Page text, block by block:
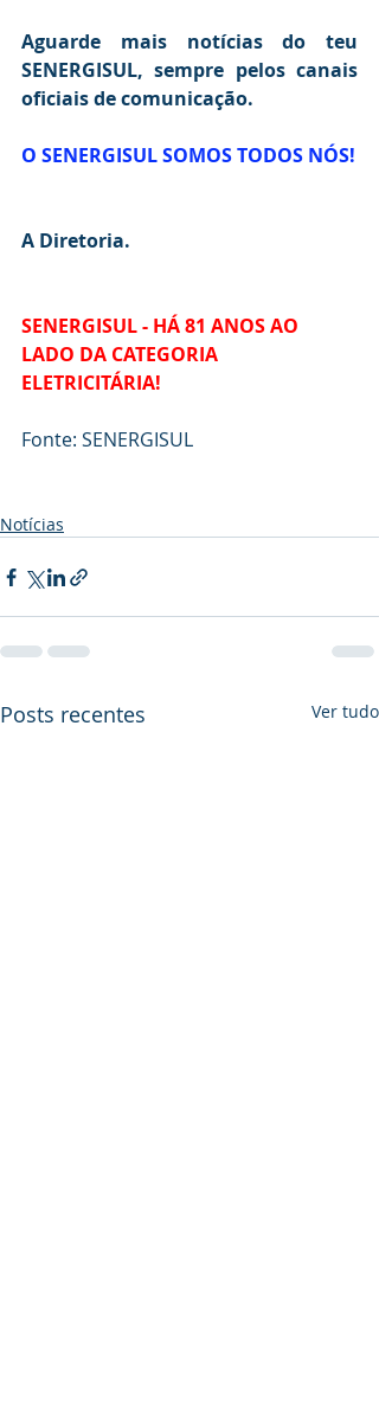
Aguarde mais notícias do teu
SENERGISUL, sempre pelos canais
oficiais de comunicação.
O SENERGISUL SOMOS TODOS NÓS!
A Diretoria.
SENERGISUL - HÁ 81 ANOS AO
LADO DA CATEGORIA
ELETRICITÁRIA!
Fonte: SENERGISUL
Notícias
Posts recentes Ver tudo